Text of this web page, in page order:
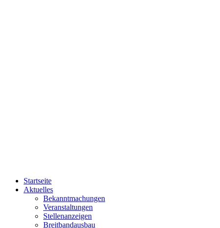
Startseite
Aktuelles
Bekanntmachungen
Veranstaltungen
Stellenanzeigen
Breitbandausbau